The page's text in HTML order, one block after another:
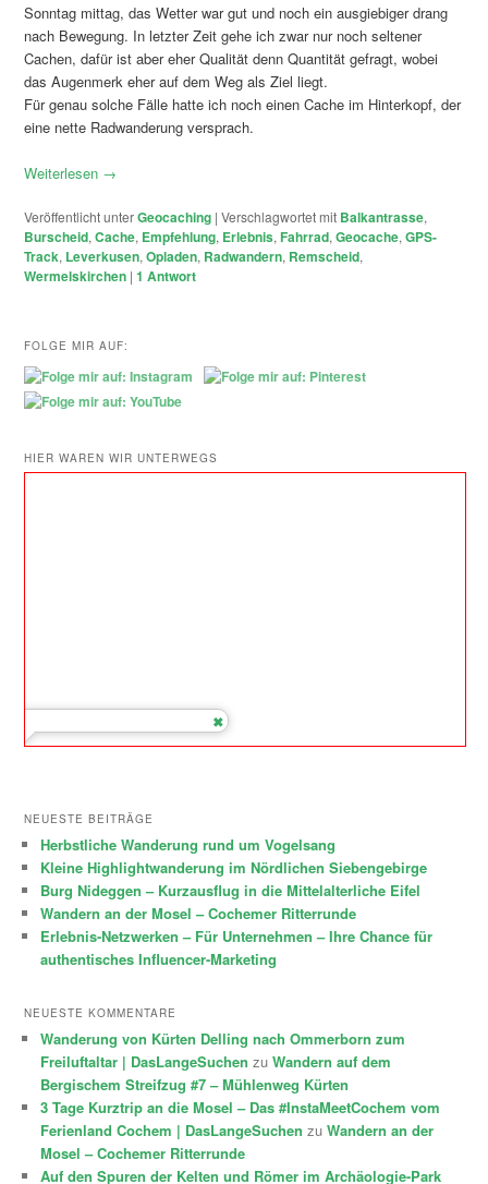
Sonntag mittag, das Wetter war gut und noch ein ausgiebiger drang
nach Bewegung. In letzter Zeit gehe ich zwar nur noch seltener
Cachen, dafür ist aber eher Qualität denn Quantität gefragt, wobei
das Augenmerk eher auf dem Weg als Ziel liegt.
Für genau solche Fälle hatte ich noch einen Cache im Hinterkopf, der
eine nette Radwanderung versprach.
Weiterlesen →
Veröffentlicht unterGeocaching |Verschlagwortet mit Balkantrasse,
Burscheid,Cache, Empfehlung, Erlebnis,Fahrrad,Geocache,GPS-
Track, Leverkusen,Opladen, Radwandern, Remscheid,
Wermelskirchen |1 Antwort
FOLGE MIR AUF:
HIER WAREN WIR UNTERWEGS
NEUESTE BEITRÄGE
Herbstliche Wanderung rund um Vogelsang
Kleine Highlightwanderung im Nördlichen Siebengebirge
Burg Nideggen – Kurzausflug in die Mittelalterliche Eifel
Wandern an der Mosel – Cochemer Ritterrunde
Erlebnis-Netzwerken – Für Unternehmen – Ihre Chance für
authentisches Influencer-Marketing
NEUESTE KOMMENTARE
Wanderung von Kürten Delling nach Ommerborn zum
Freiluftaltar | DasLangeSuchen zuWandern auf dem
Bergischem Streifzug #7 – Mühlenweg Kürten
3 Tage Kurztrip an die Mosel – Das #InstaMeetCochem vom
Ferienland Cochem | DasLangeSuchen zuWandern an der
Mosel – Cochemer Ritterrunde
Auf den Spuren der Kelten und Römer im Archäologie-Park